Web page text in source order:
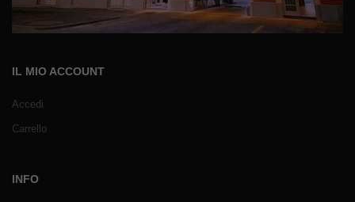
IL MIO ACCOUNT
Accedi
Carrello
INFO